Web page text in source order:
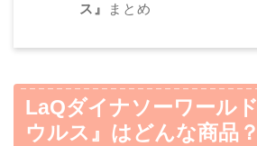
ス』
まとめ
LaQダイナソーワールド
ウルス』 はどんな商品？